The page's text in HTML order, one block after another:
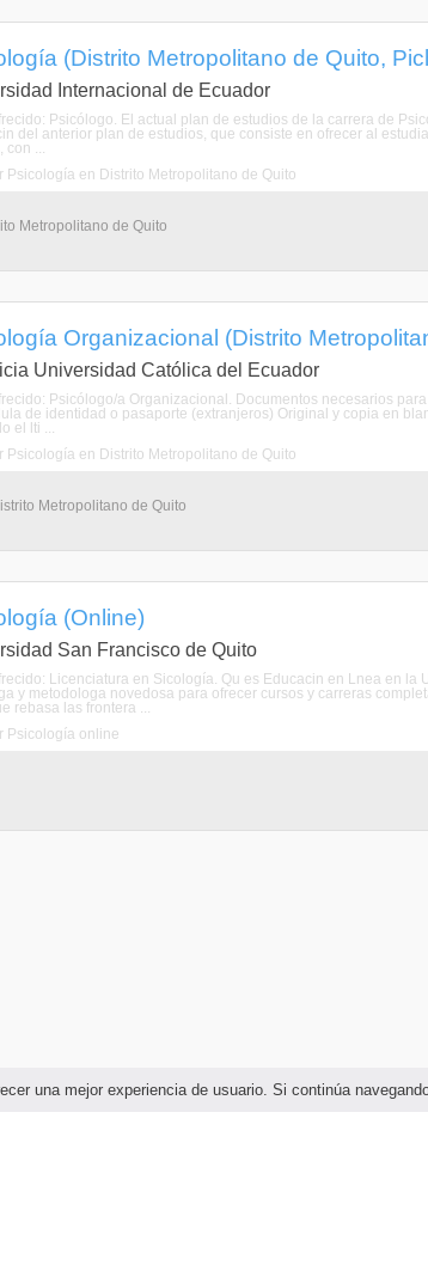
una mejor experiencia de usuario. Si continúa
(Distrito Metropolitano de Quito,
Internacional de Ecuador
Psicólogo. El actual plan de estudios de la carrera de
del anterior plan de estudios, que consiste en ofrecer al
con ...
Psicología en Distrito Metropolitano de Quito
Metropolitano de Quito
Organizacional (Distrito
Universidad Católica del Ecuador
Psicólogo/a Organizacional. Documentos necesarios
de identidad o pasaporte (extranjeros) Original y copia en
el lti ...
Psicología en Distrito Metropolitano de Quito
Metropolitano de Quito
(Online)
San Francisco de Quito
Licenciatura en Sicología. Qu es Educacin en Lnea en
y metodologa novedosa para ofrecer cursos y carreras
rebasa las frontera ...
Psicología online